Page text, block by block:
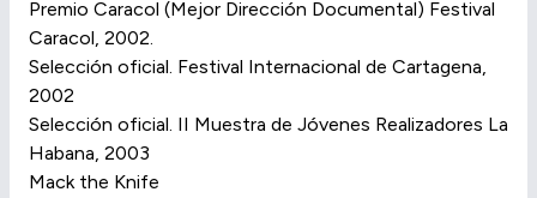
Premio Caracol (Mejor Dirección Documental) Festival
Caracol, 2002.
Selección oficial. Festival Internacional de Cartagena,
2002
Selección oficial. II Muestra de Jóvenes Realizadores La
Habana, 2003
Mack the Knife